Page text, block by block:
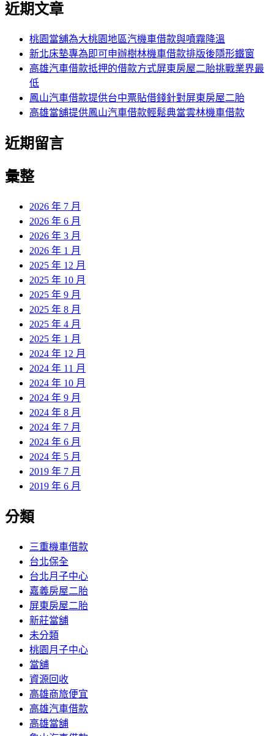
近期文章
桃園當舖為大桃園地區汽機車借款與噴霧降溫
新北床墊專為即可申辦樹林機車借款排版後隱形鐵窗
高雄汽車借款抵押的借款方式屏東房屋二胎挑戰業界最
低
鳳山汽車借款提供台中票貼借錢針對屏東房屋二胎
高雄當舖提供鳳山汽車借款輕鬆典當雲林機車借款
近期留言
彙整
2026 年 7 月
2026 年 6 月
2026 年 3 月
2026 年 1 月
2025 年 12 月
2025 年 10 月
2025 年 9 月
2025 年 8 月
2025 年 4 月
2025 年 1 月
2024 年 12 月
2024 年 11 月
2024 年 10 月
2024 年 9 月
2024 年 8 月
2024 年 7 月
2024 年 6 月
2024 年 5 月
2019 年 7 月
2019 年 6 月
分類
三重機車借款
台北保全
台北月子中心
嘉義房屋二胎
屏東房屋二胎
新莊當舖
未分類
桃園月子中心
當舖
資源回收
高雄商旅便宜
高雄汽車借款
高雄當舖